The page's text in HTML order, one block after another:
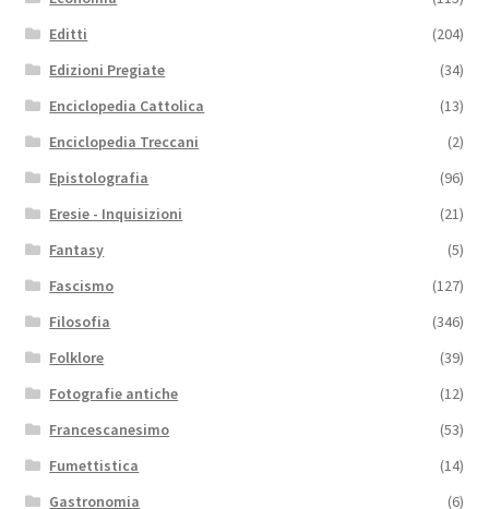
Editti
(204)
Edizioni Pregiate
(34)
Enciclopedia Cattolica
(13)
Enciclopedia Treccani
(2)
Epistolografia
(96)
Eresie - Inquisizioni
(21)
Fantasy
(5)
Fascismo
(127)
Filosofia
(346)
Folklore
(39)
Fotografie antiche
(12)
Francescanesimo
(53)
Fumettistica
(14)
Gastronomia
(6)